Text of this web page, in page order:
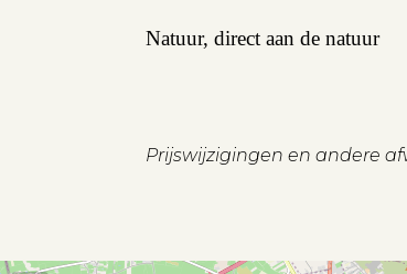
Natuur, direct aan de natuur
Prijswijzigingen en andere